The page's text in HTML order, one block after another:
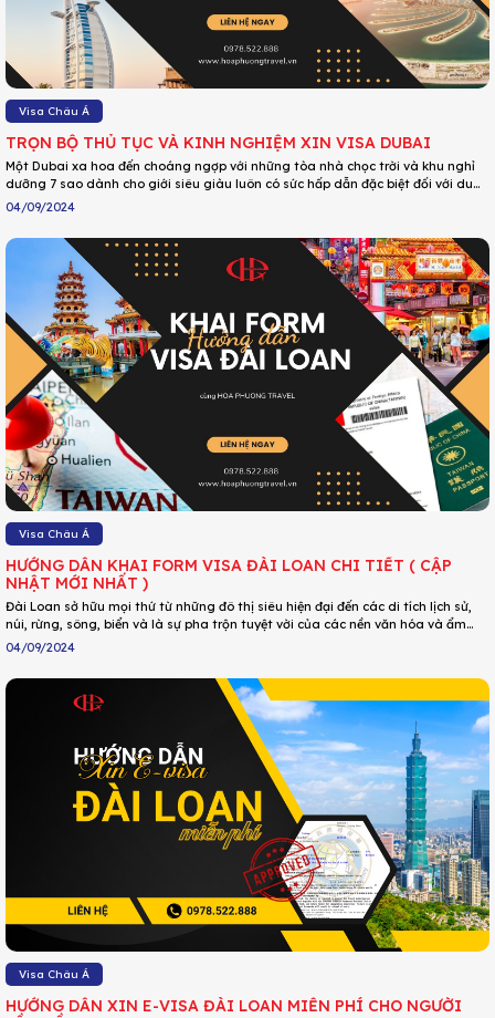
Visa Châu Á
TRỌN BỘ THỦ TỤC VÀ KINH NGHIỆM XIN VISA DUBAI
Một Dubai xa hoa đến choáng ngợp với những tòa nhà chọc trời và khu nghỉ
dưỡng 7 sao dành cho giới siêu giàu luôn có sức hấp dẫn đặc biệt đối với du
khách. Và chắc hẳn điều bạn quan tâm lúc này chính là “Đi Dubai có cần visa
nhất qua bài viết sau.
04/09/2024
Visa Châu Á
HƯỚNG DẪN KHAI FORM VISA ĐÀI LOAN CHI TIẾT ( CẬP
NHẬT MỚI NHẤT )
Đài Loan sở hữu mọi thứ từ những đô thị siêu hiện đại đến các di tích lịch sử,
núi, rừng, sông, biển và là sự pha trộn tuyệt vời của các nền văn hóa và ẩm
thực trên toàn thế giới. Chính vì sự hấp dẫn đó mà Đài Loan ngày càng thu
Loan. Bài viết hôm nay sẽ hướng dẫn điền form visa Đài Loan chi tiết cho diện
04/09/2024
Visa Châu Á
HƯỚNG DẪN XIN E-VISA ĐÀI LOAN MIỄN PHÍ CHO NGƯỜI